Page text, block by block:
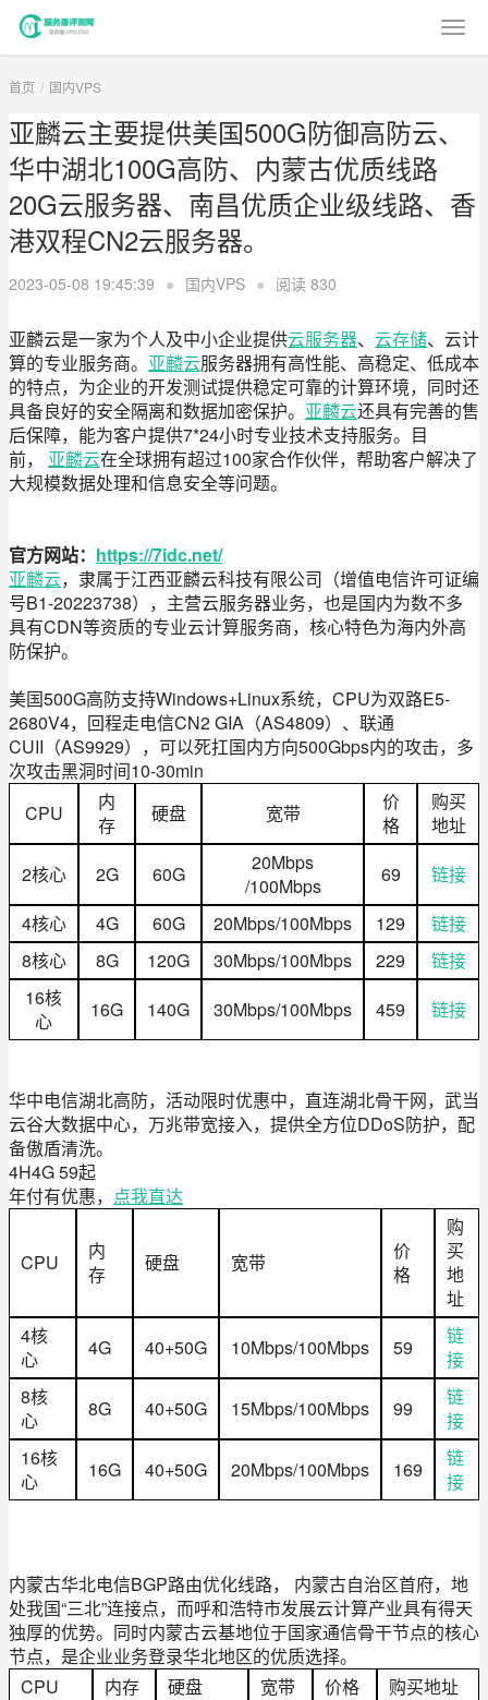
首页 国内VPS
亚麟云主要提供美国500G防御高防云、
华中湖北100G高防、内蒙古优质线路
20G云服务器、南昌优质企业级线路、香
港双程CN2云服务器。
2023-05-08 19:45:39 ● 国内VPS ● 阅读 830
亚麟云是一家为个人及中小企业提供云服务器、 云存储、云计
算的专业服务商。 亚麟云服务器拥有高性能、高稳定、低成本
的特点，为企业的开发测试提供稳定可靠的计算环境，同时还
具备良好的安全隔离和数据加密保护。 亚麟云还具有完善的售
后保障，能为客户提供7*24小时专业技术支持服务。目
前，
亚麟云在全球拥有超过100家合作伙伴，帮助客户解决了
大规模数据处理和信息安全等问题。
官方网站： https://7idc.net/
亚麟云，隶属于江西亚麟云科技有限公司（增值电信许可证编
号B1-20223738），主营云服务器业务，也是国内为数不多
具有CDN等资质的专业云计算服务商，核心特色为海内外高
防保护。
美国500G高防支持Windows+Linux系统，CPU为双路E5-
2680V4，回程走电信CN2 GIA（AS4809）、联通
CUII（AS9929），可以死扛国内方向500Gbps内的攻击，多
次攻击黑洞时间10-30min
CPU
内
存
硬盘 宽带
价
格
购买
地址
2核心
2G 60G
20Mbps
/100Mbps
69
链接
4核心
4G 60G 20Mbps/100Mbps 129
链接
8核心
8G 120G 30Mbps/100Mbps 229
链接
16核
心
16G 140G 30Mbps/100Mbps 459 链接
华中电信湖北高防，活动限时优惠中，直连湖北骨干网，武当
云谷大数据中心，万兆带宽接入，提供全方位DDoS防护，配
备傲盾清洗。
4H4G 59起
年付有优惠， 点我直达
CPU
内
存
硬盘 宽带
价
格
购
买
地
址
4核
心
4G 40+50G 10Mbps/100Mbps 59
链
接
8核
心
8G 40+50G 15Mbps/100Mbps 99
链
接
16核
心
16G 40+50G 20Mbps/100Mbps 169
链
接
内蒙古华北电信BGP路由优化线路， 内蒙古自治区首府，地
处我国“三北”连接点，而呼和浩特市发展云计算产业具有得天
独厚的优势。同时内蒙古云基地位于国家通信骨干节点的核心
节点，是企业业务登录华北地区的优质选择。
CPU
内存 硬盘 宽带 价格
购买地址